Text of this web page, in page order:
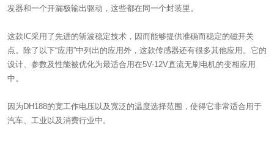
发器和一个开漏极输出驱动，这些都在同一个封装里。
这款IC采用了先进的斩波稳定技术，因而能够提供准确而稳定的磁开关
点。除了以下“应用”中列出的应用外，这款传感器还有很多其他应用。它的
设计、参数及性能被优化为最适合用在5V-12V直流无刷电机的变相应用
中。
因为DH188的宽工作电压以及宽泛的温度选择范围，使得它非常适合用于
汽车、工业以及消费行业中。